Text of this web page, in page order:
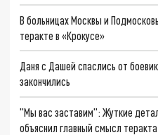
В больницах Москвы и
теракте в «Крокусе»
Даня с Дашей спаслись от
закончились
"Мы вас заставим": Жуткие
объяснил главный смысл